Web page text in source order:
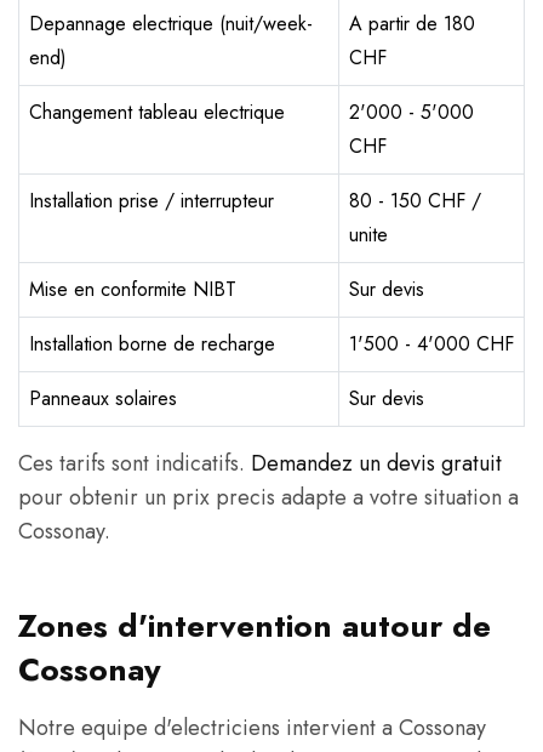
Depannage electrique (nuit/week-
end)
A partir de 180
CHF
Changement tableau electrique
2'000 - 5'000
CHF
Installation prise / interrupteur
80 - 150 CHF /
unite
Mise en conformite NIBT
Sur devis
Installation borne de recharge
1'500 - 4'000 CHF
Panneaux solaires
Sur devis
Ces tarifs sont indicatifs. Demandez un devis gratuit
pour obtenir un prix precis adapte a votre situation a
Cossonay.
Zones d'intervention autour de
Cossonay
Notre equipe d'electriciens intervient a Cossonay